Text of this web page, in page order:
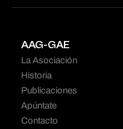
AAG-GAE
La Asociación
Historia
Publicaciones
Apúntate
Contacto